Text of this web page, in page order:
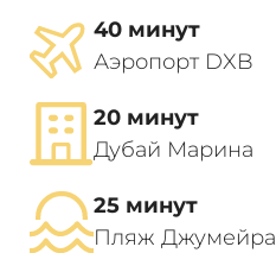
40 минут
Аэропорт DXB
20 минут
Дубай Марина
25 минут
Пляж Джумейра